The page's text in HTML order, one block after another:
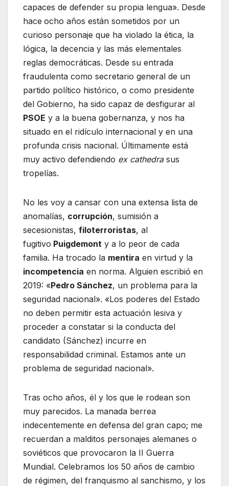
capaces de defender su propia lengua». Desde
hace ocho años están sometidos por un
curioso personaje que ha violado la ética, la
lógica, la decencia y las más elementales
reglas democráticas. Desde su entrada
fraudulenta como secretario general de un
partido político histórico, o como presidente
del Gobierno, ha sido capaz de desfigurar al
PSOE y a la buena gobernanza, y nos ha
situado en el ridículo internacional y en una
profunda crisis nacional. Últimamente está
muy activo defendiendo ex cathedrasus
tropelías.
No les voy a cansar con una extensa lista de
anomalías, corrupción, sumisión a
secesionistas, filoterroristas, al
fugitivo Puigdemont y a lo peor de cada
familia. Ha trocado la mentira en virtud y la
incompetencia en norma. Alguien escribió en
2019: «Pedro Sánchez, un problema para la
seguridad nacional». «Los poderes del Estado
no deben permitir esta actuación lesiva y
proceder a constatar si la conducta del
candidato (Sánchez) incurre en
responsabilidad criminal. Estamos ante un
problema de seguridad nacional».
Tras ocho años, él y los que le rodean son
muy parecidos. La manada berrea
indecentemente en defensa del gran capo; me
recuerdan a malditos personajes alemanes o
soviéticos que provocaron la II Guerra
Mundial. Celebramos los 50 años de cambio
de régimen, del franquismo al sanchismo, y los